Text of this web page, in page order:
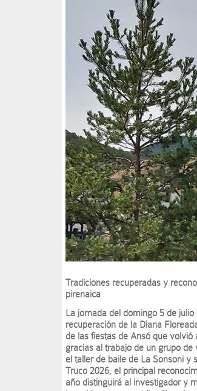
Tradiciones recuperadas y
pirenaica
La jornada del domingo 5 de
recuperación de la Diana
de las fiestas de Ansó que volvió
gracias al trabajo de un grupo
el taller de baile de La Sonsoni y
Truco 2026, el principal
año distinguirá al investigador y